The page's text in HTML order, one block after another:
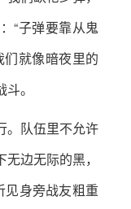
“子弹要靠从鬼
就像暗夜里的
。
。队伍里不允许
边无际的黑，
见身旁战友粗重